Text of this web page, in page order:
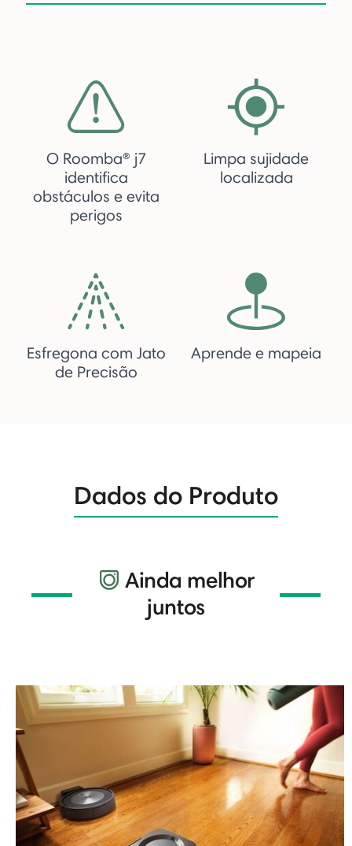
O Roomba® j7
identifica
obstáculos e evita
perigos
Limpa sujidade
localizada
Esfregona com Jato
de Precisão
Aprende e mapeia
Dados do Produto
Ainda melhor
juntos